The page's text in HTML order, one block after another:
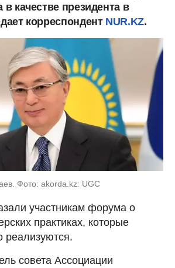
в качестве президента в
корреспондентNUR.KZ.
Фото: akorda.kz: UGC
участникам форума о
практиках, которые
реализуются.
совета Ассоциации